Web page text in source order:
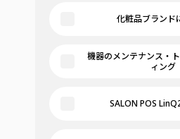
化粧品ブランド
機器のメンテナンス・
ィング
SALON POS